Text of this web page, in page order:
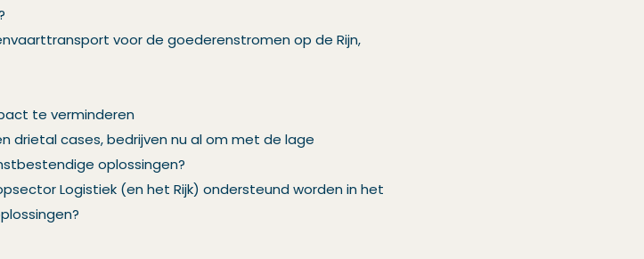
voor de goederenstromen op de Rijn,
te verminderen
drietal cases, bedrijven nu al om met de lage
oplossingen?
Logistiek (en het Rijk) ondersteund worden in het